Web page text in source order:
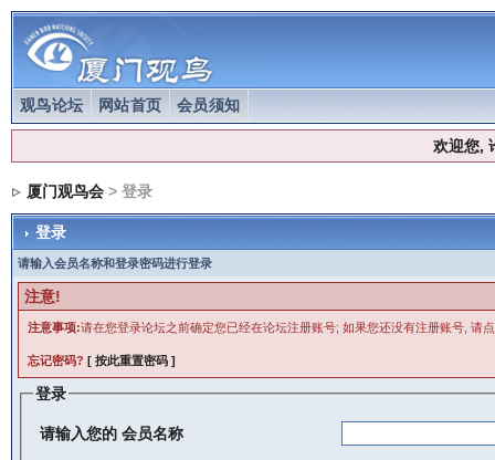
观鸟论坛 网站首页 会员须知
欢迎您,
厦门观鸟会> 登录
登录
请输入会员名称和登录密码进行登录
注意!
注意事项:请在您登录论坛之前确定您已经在论坛注册账号; 如果您还没有注册账号, 请
忘记密码? [ 按此重置密码 ]
登录
请输入您的会员名称